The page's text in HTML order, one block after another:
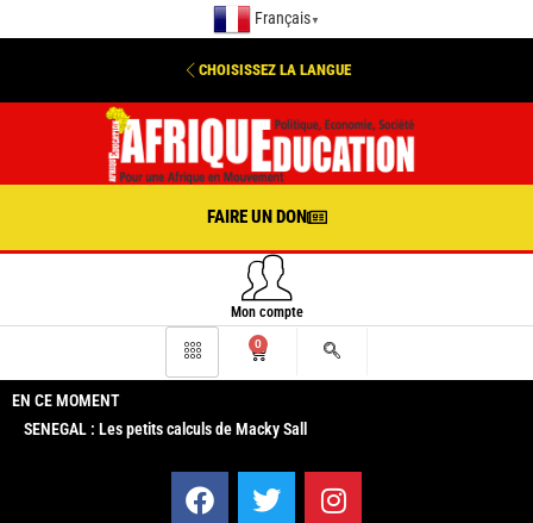
Français ▼
CHOISISSEZ LA LANGUE
FAIRE UN DON
Mon compte
0
EN CE MOMENT
SENEGAL : Les petits calculs de Macky Sall